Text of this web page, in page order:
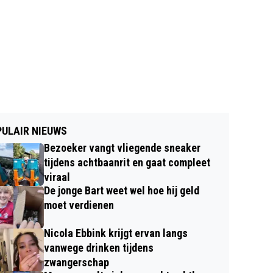
NIEUWS
Bezoeker vangt vliegende sneaker
tijdens achtbaanrit en gaat compleet
viraal
De jonge Bart weet wel hoe hij geld
moet verdienen
Nicola Ebbink krijgt ervan langs
vanwege drinken tijdens
zwangerschap